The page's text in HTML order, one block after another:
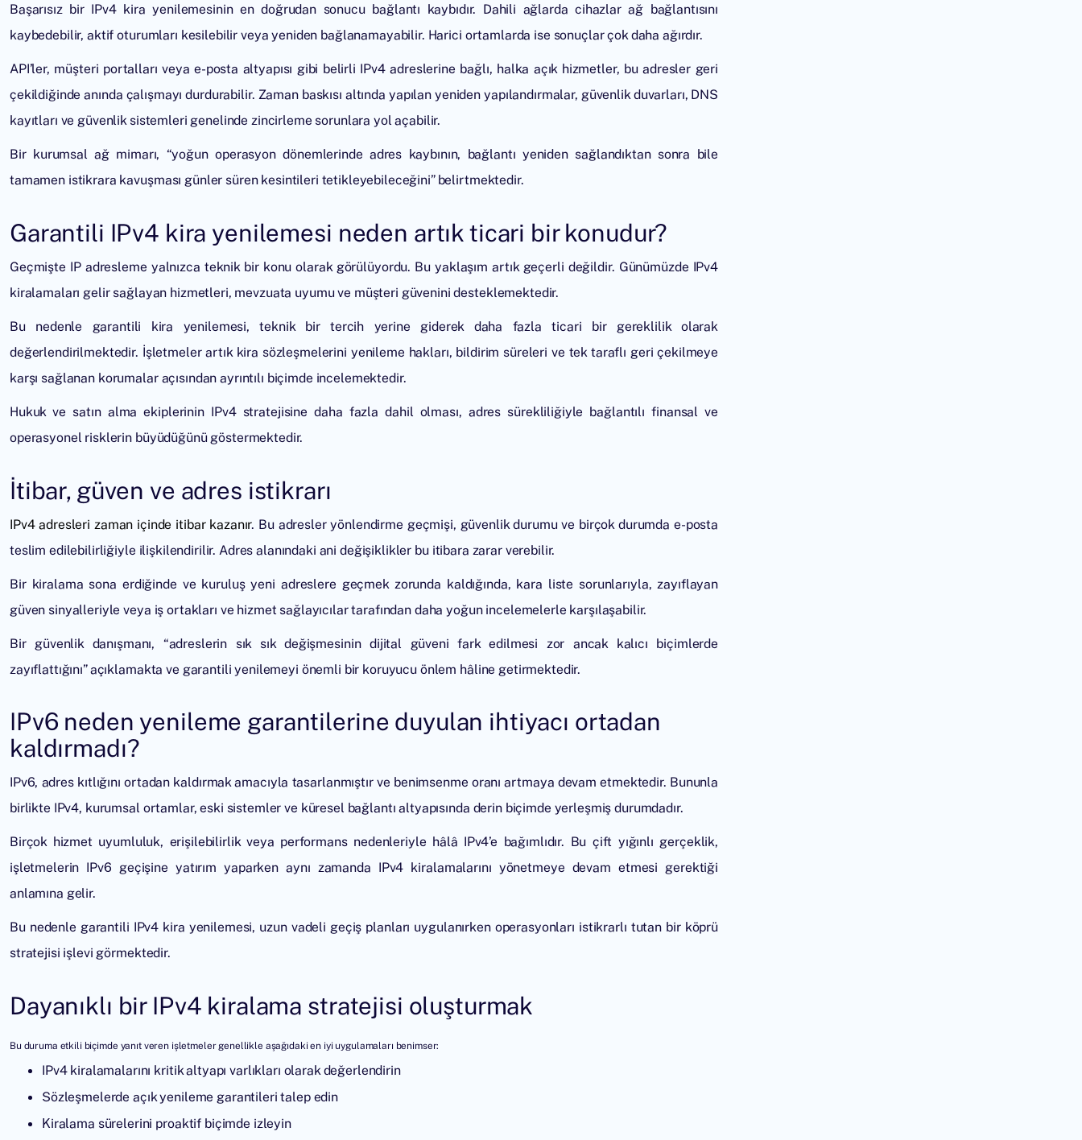
Başarısız bir IPv4 kira yenilemesinin en doğrudan sonucu bağlantı kaybıdır. Dahili ağlarda cihazlar ağ bağlantısını
kaybedebilir, aktif oturumları kesilebilir veya yeniden bağlanamayabilir. Harici ortamlarda ise sonuçlar çok daha ağırdır.
API’ler, müşteri portalları veya e-posta altyapısı gibi belirli IPv4 adreslerine bağlı, halka açık hizmetler, bu adresler geri
çekildiğinde anında çalışmayı durdurabilir. Zaman baskısı altında yapılan yeniden yapılandırmalar, güvenlik duvarları, DNS
kayıtları ve güvenlik sistemleri genelinde zincirleme sorunlara yol açabilir.
Bir kurumsal ağ mimarı, “yoğun operasyon dönemlerinde adres kaybının, bağlantı yeniden sağlandıktan sonra bile
tamamen istikrara kavuşması günler süren kesintileri tetikleyebileceğini” belirtmektedir.
Garantili IPv4 kira yenilemesi neden artık ticari bir konudur?
Geçmişte IP adresleme yalnızca teknik bir konu olarak görülüyordu. Bu yaklaşım artık geçerli değildir. Günümüzde IPv4
kiralamaları gelir sağlayan hizmetleri, mevzuata uyumu ve müşteri güvenini desteklemektedir.
Bu nedenle garantili kira yenilemesi, teknik bir tercih yerine giderek daha fazla ticari bir gereklilik olarak
değerlendirilmektedir. İşletmeler artık kira sözleşmelerini yenileme hakları, bildirim süreleri ve tek taraflı geri çekilmeye
karşı sağlanan korumalar açısından ayrıntılı biçimde incelemektedir.
Hukuk ve satın alma ekiplerinin IPv4 stratejisine daha fazla dahil olması, adres sürekliliğiyle bağlantılı finansal ve
operasyonel risklerin büyüdüğünü göstermektedir.
İtibar, güven ve adres istikrarı
IPv4 adresleri zaman içinde itibar kazanır. Bu adresler yönlendirme geçmişi, güvenlik durumu ve birçok durumda e-posta
teslim edilebilirliğiyle ilişkilendirilir. Adres alanındaki ani değişiklikler bu itibara zarar verebilir.
Bir kiralama sona erdiğinde ve kuruluş yeni adreslere geçmek zorunda kaldığında, kara liste sorunlarıyla, zayıflayan
güven sinyalleriyle veya iş ortakları ve hizmet sağlayıcılar tarafından daha yoğun incelemelerle karşılaşabilir.
Bir güvenlik danışmanı, “adreslerin sık sık değişmesinin dijital güveni fark edilmesi zor ancak kalıcı biçimlerde
zayıflattığını” açıklamakta ve garantili yenilemeyi önemli bir koruyucu önlem hâline getirmektedir.
IPv6 neden yenileme garantilerine duyulan ihtiyacı ortadan
kaldırmadı?
IPv6, adres kıtlığını ortadan kaldırmak amacıyla tasarlanmıştır ve benimsenme oranı artmaya devam etmektedir. Bununla
birlikte IPv4, kurumsal ortamlar, eski sistemler ve küresel bağlantı altyapısında derin biçimde yerleşmiş durumdadır.
Birçok hizmet uyumluluk, erişilebilirlik veya performans nedenleriyle hâlâ IPv4’e bağımlıdır. Bu çift yığınlı gerçeklik,
işletmelerin IPv6 geçişine yatırım yaparken aynı zamanda IPv4 kiralamalarını yönetmeye devam etmesi gerektiği
anlamına gelir.
Bu nedenle garantili IPv4 kira yenilemesi, uzun vadeli geçiş planları uygulanırken operasyonları istikrarlı tutan bir köprü
stratejisi işlevi görmektedir.
Dayanıklı bir IPv4 kiralama stratejisi oluşturmak
Bu duruma etkili biçimde yanıt veren işletmeler genellikle aşağıdaki en iyi uygulamaları benimser:
IPv4 kiralamalarını kritik altyapı varlıkları olarak değerlendirin
Sözleşmelerde açık yenileme garantileri talep edin
Kiralama sürelerini proaktif biçimde izleyin